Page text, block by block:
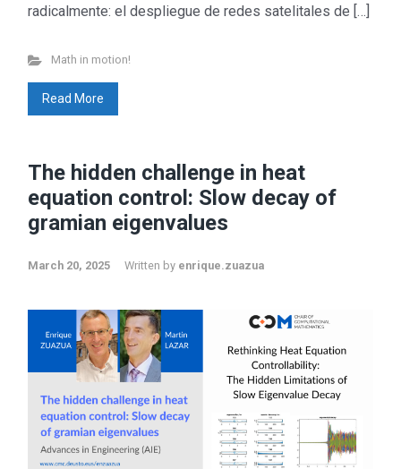
radicalmente: el despliegue de redes satelitales de […]
Math in motion!
Read More
The hidden challenge in heat
equation control: Slow decay of
gramian eigenvalues
March 20, 2025 Written by enrique.zuazua